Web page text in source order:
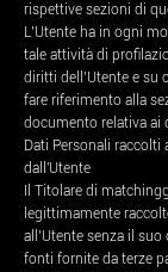
rispettive sezioni di
L’Utente ha in ogni
tale attività di
diritti dell’Utente e su
fare riferimento alla
documento relativa ai
Dati Personali raccolti
dall'Utente
Il Titolare di
legittimamente
all’Utente senza il
fonti fornite da terze